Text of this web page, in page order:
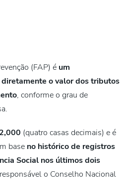
(FAP) é um
o valor dos tributos
, conforme o grau de
(quatro casas decimais) e é
base no histórico de registros
Social nos últimos dois
o Conselho Nacional